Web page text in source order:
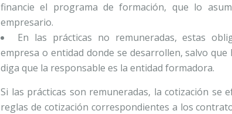
financie el programa de formación, que lo
empresario.
En las prácticas no remuneradas, estas
empresa o entidad donde se desarrollen, salvo que
diga que la responsable es la entidad formadora.
Si las prácticas son remuneradas, la cotización se
reglas de cotización correspondientes a los